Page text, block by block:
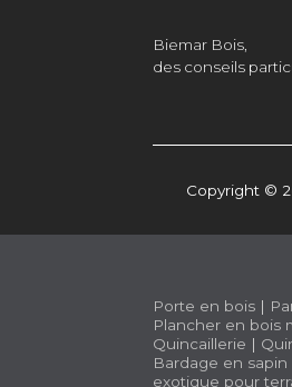
Biemar Bois,
des conseils
Copyright ©
Porte en bois |
Plancher en bois
Quincaillerie |
Bardage en sapin
exotique pour